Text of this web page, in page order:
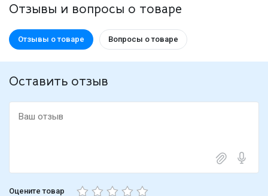
Отзывы и вопросы о товаре
Отзывы о товаре Вопросы о товаре
Оставить отзыв
Оцените товар